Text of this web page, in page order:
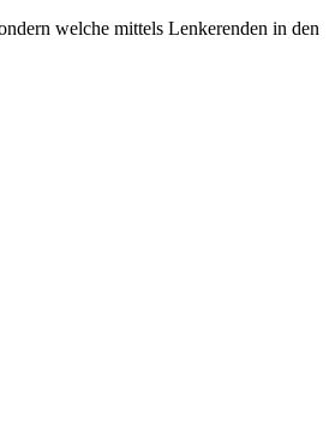
welche mittels Lenkerenden in den